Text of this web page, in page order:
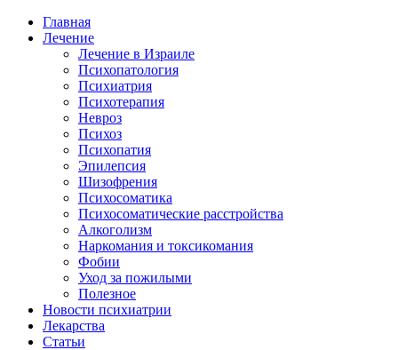
Главная
Лечение
Лечение в Израиле
Психопатология
Психиатрия
Психотерапия
Невроз
Психоз
Психопатия
Эпилепсия
Шизофрения
Психосоматика
Психосоматические расстройства
Алкоголизм
Наркомания и токсикомания
Фобии
Уход за пожилыми
Полезное
Новости психиатрии
Лекарства
Статьи